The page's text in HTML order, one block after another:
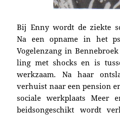
Bij Enny wordt de ziekte
Na een opname in het
Vogelenzang in Bennebroek
ling met shocks en is
werkzaam. Na haar
verhuist naar een pensi­on
soci­ale werk­plaats Meer
beidsonge­schikt wordt